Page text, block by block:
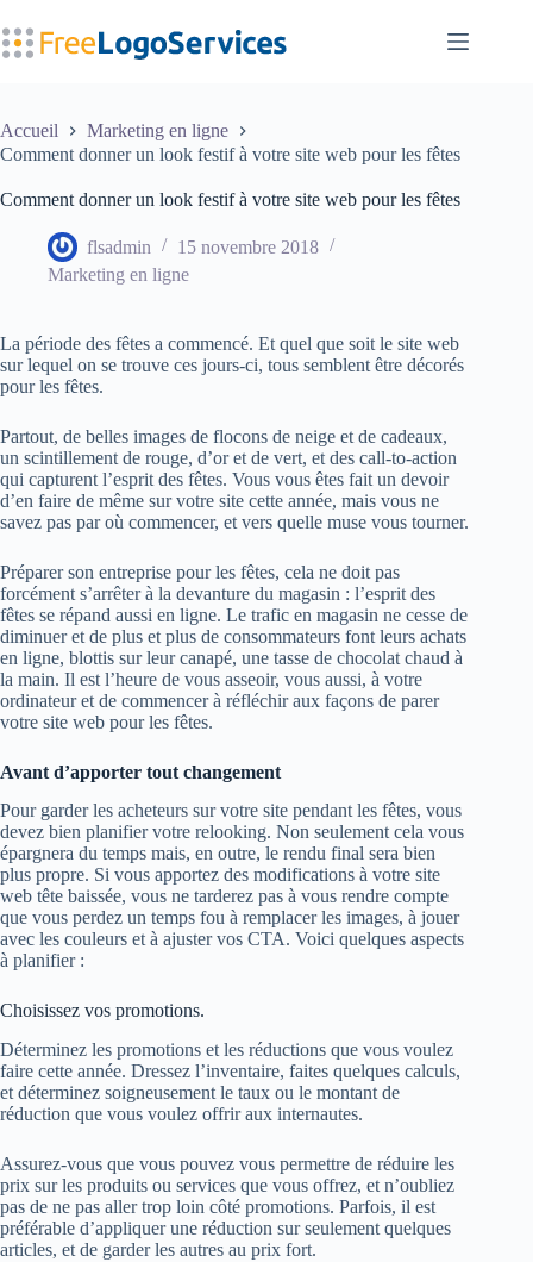
au
contenu
Accueil
Marketing en ligne
Comment donner un look festif à votre site web pour les fêtes
Comment donner un look festif à votre site web pour les fêtes
flsadmin
15 novembre 2018
Marketing en ligne
La période des fêtes a commencé. Et quel que soit le site web
sur lequel on se trouve ces jours-ci, tous semblent être décorés
pour les fêtes.
Partout, de belles images de flocons de neige et de cadeaux,
un scintillement de rouge, d’or et de vert, et des call-to-action
qui capturent l’esprit des fêtes. Vous vous êtes fait un devoir
d’en faire de même sur votre site cette année, mais vous ne
savez pas par où commencer, et vers quelle muse vous tourner.
Préparer son entreprise pour les fêtes, cela ne doit pas
forcément s’arrêter à la devanture du magasin : l’esprit des
fêtes se répand aussi en ligne. Le trafic en magasin ne cesse de
diminuer et de plus et plus de consommateurs font leurs achats
en ligne, blottis sur leur canapé, une tasse de chocolat chaud à
la main. Il est l’heure de vous asseoir, vous aussi, à votre
ordinateur et de commencer à réfléchir aux façons de parer
votre site web pour les fêtes.
Avant d’apporter tout changement
Pour garder les acheteurs sur votre site pendant les fêtes, vous
devez bien planifier votre relooking. Non seulement cela vous
épargnera du temps mais, en outre, le rendu final sera bien
plus propre. Si vous apportez des modifications à votre site
web tête baissée, vous ne tarderez pas à vous rendre compte
que vous perdez un temps fou à remplacer les images, à jouer
avec les couleurs et à ajuster vos CTA. Voici quelques aspects
à planifier :
Choisissez vos promotions.
Déterminez les promotions et les réductions que vous voulez
faire cette année. Dressez l’inventaire, faites quelques calculs,
et déterminez soigneusement le taux ou le montant de
réduction que vous voulez offrir aux internautes.
Assurez-vous que vous pouvez vous permettre de réduire les
prix sur les produits ou services que vous offrez, et n’oubliez
pas de ne pas aller trop loin côté promotions. Parfois, il est
préférable d’appliquer une réduction sur seulement quelques
articles, et de garder les autres au prix fort.